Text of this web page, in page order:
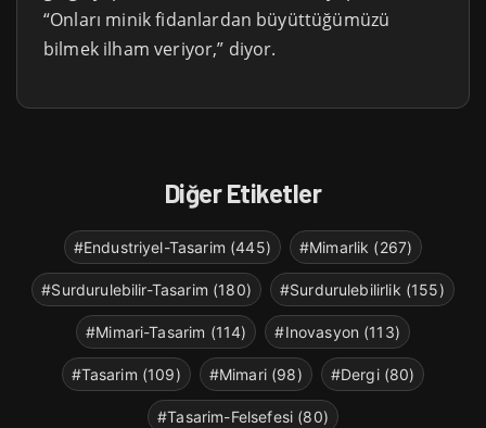
“Onları minik fidanlardan büyüttüğümüzü
bilmek ilham veriyor,” diyor.
Diğer Etiketler
#Endustriyel-Tasarim (445) #Mimarlik (267)
#Surdurulebilir-Tasarim (180) #Surdurulebilirlik (155)
#Mimari-Tasarim (114) #Inovasyon (113)
#Tasarim (109) #Mimari (98) #Dergi (80)
#Tasarim-Felsefesi (80)